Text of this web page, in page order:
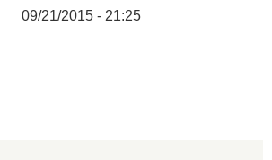
09/21/2015 - 21:25